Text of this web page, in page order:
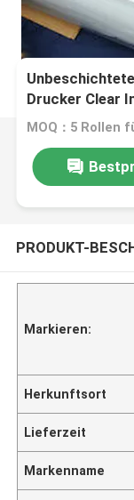
Drucker Clear
PRODUKT-
Markieren:
Herkunftsort
Lieferzeit
Markenname